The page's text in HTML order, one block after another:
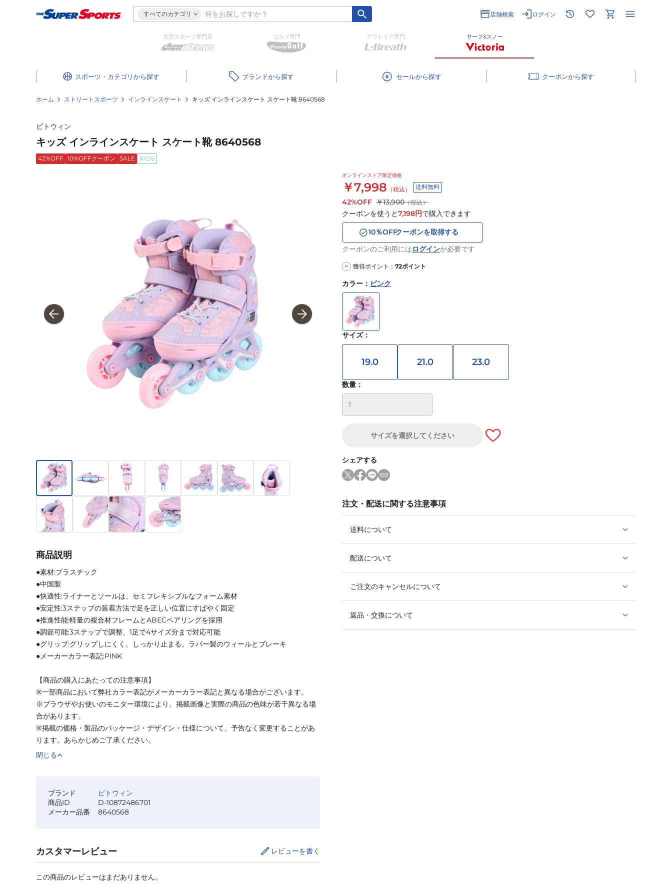
すべてのカテゴリ 店舗検索 ログイン
大型スポーツ専門店 ゴルフ専門 アウトドア専門 サーフ&スノー
スポーツ・カテゴリ ブランド セール クーポン
ホーム ストリートスポーツ インラインスケート キッズ インラインスケート スケート靴 8640568
ビトウィン
キッズ インラインスケート スケート靴 8640568
42%OFF 10%OFFクーポン SALE KIDS
オンラインストア限定価格
￥7,998 （税込） 送料無料
42%OFF ￥13,900（税込）
クーポンを使うと7,198円で購入できます
10％OFFクーポンを取得する
クーポンのご利用にはログインが必要です
P 獲得ポイント： 72ポイント
カラー ： ピンク
サイズ：
19.0 21.0 23.0
数量：
サイズを選択してください
シェアする
注文・配送に関する注意事項
送料について
配送について
ご注文のキャンセルについて
返品・交換について
商品説明
●素材:プラスチック
●中国製
●快適性:ライナーとソールは、セミフレキシブルなフォーム素材
●安定性:3ステップの装着方法で足を正しい位置にすばやく固定
●推進性能:軽量の複合材フレームとABECペアリングを採用
●調節可能:3ステップで調整、1足で4サイズ分まで対応可能
●グリップ:グリップしにくく、しっかり止まる。ラバー製のウィールとブレーキ
●メーカーカラー表記:PINK
【商品の購入にあたっての注意事項】
※一部商品において弊社カラー表記がメーカーカラー表記と異なる場合がございます。
※ブラウザやお使いのモニター環境により、掲載画像と実際の商品の色味が若干異なる場
合があります。
※掲載の価格・製品のパッケージ・デザイン・仕様について、予告なく変更することがあ
ります。あらかじめご了承ください。
閉じる
ブランド
ビトウィン
商品ID
D-10872486701
メーカー品番
8640568
カスタマーレビュー レビューを書く
この商品のレビューはまだありません。